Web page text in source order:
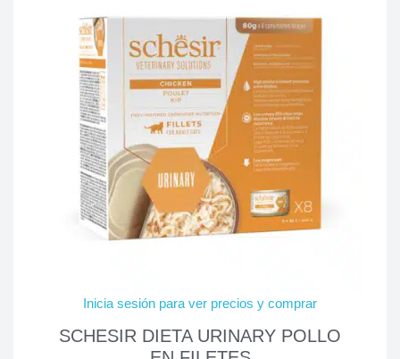
Inicia sesión para ver precios y comprar
SCHESIR DIETA URINARY POLLO